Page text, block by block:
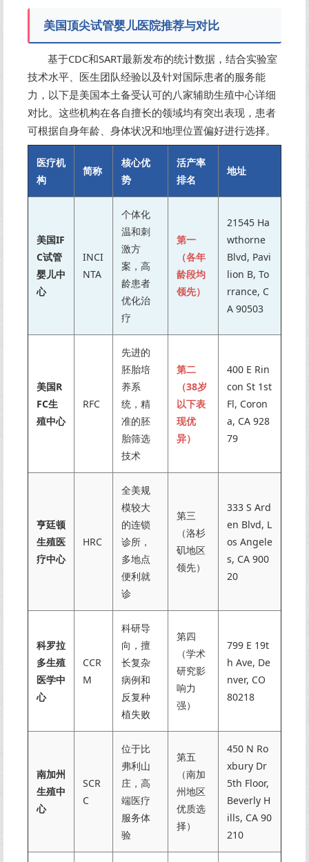
美国顶尖试管婴儿医院推荐与对比
基于CDC和SART最新发布的统计数据，结合实验室
技术水平、医生团队经验以及针对国际患者的服务能
力，以下是美国本土备受认可的八家辅助生殖中心详细
对比。这些机构在各自擅长的领域均有突出表现，患者
可根据自身年龄、身体状况和地理位置偏好进行选择。
医疗机
构
简称
核心优
势
活产率
排名
地址
美国IF
C试管
婴儿中
心
INCI
NTA
个体化
温和刺
激方
案，高
龄患者
优化治
疗
第一
（各年
龄段均
领先）
21545 Ha
wthorne
Blvd, Pavi
lion B, To
rrance, C
A 90503
美国R
FC生
殖中心
RFC
先进的
胚胎培
养系
统，精
准的胚
胎筛选
技术
第二
（38岁
以下表
现优
异）
400 E Rin
con St 1st
Fl, Coron
a, CA 928
79
亨廷顿
生殖医
疗中心
HRC
全美规
模较大
的连锁
诊所，
多地点
便利就
诊
第三
（洛杉
矶地区
领先）
333 S Ard
en Blvd, L
os Angele
s, CA 900
20
科罗拉
多生殖
医学中
心
CCR
M
科研导
向，擅
长复杂
病例和
反复种
植失败
第四
（学术
研究影
响力
强）
799 E 19t
h Ave, De
nver, CO
80218
南加州
生殖中
心
SCR
C
位于比
弗利山
庄，高
端医疗
服务体
验
第五
（南加
州地区
优质选
择）
450 N Ro
xbury Dr
5th Floor,
Beverly H
ills, CA 90
210